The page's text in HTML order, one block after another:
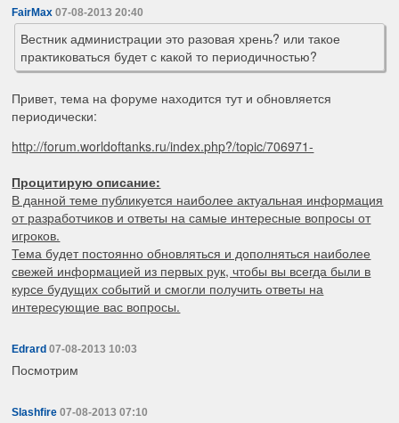
FairMax 07-08-2013 20:40
Вестник администрации это разовая хрень? или такое
практиковаться будет с какой то периодичностью?
Привет, тема на форуме находится тут и обновляется
периодически:
http://forum.worldoftanks.ru/index.php?/topic/706971-
Процитирую описание:
В данной теме публикуется наиболее актуальная информация
от разработчиков и ответы на самые интересные вопросы от
игроков.
Тема будет постоянно обновляться и дополняться наиболее
свежей информацией из первых рук, чтобы вы всегда были в
курсе будущих событий и смогли получить ответы на
интересующие вас вопросы.
Edrard 07-08-2013 10:03
Посмотрим
Slashfire 07-08-2013 07:10